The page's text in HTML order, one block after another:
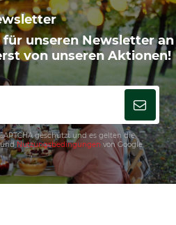
unseren Newsletter an
von unseren Aktionen!
geschützt und es gelten die
Nutzungsbedingungen von Google.